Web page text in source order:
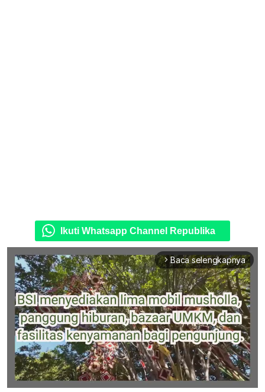
Ikuti Whatsapp Channel Republika
arrow_forward_ios Baca selengkapnya